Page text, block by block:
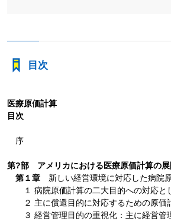
目次
医療原価計算
目次
序
第?部 アメリカにおける医療原価計算の展
第１章新しい経営環境に対応した病院
１ 病院原価計算の二大目的への対応と
２ 主に償還目的に対応するための原価
３ 経営管理目的の重視化：主に経営管